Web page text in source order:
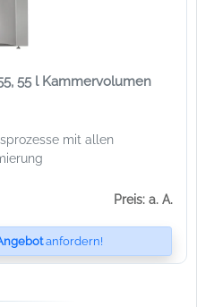
55 l Kammervolumen
mit allen
Preis: a. A.
anfordern!